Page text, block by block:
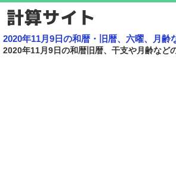
2020年11月9日の和暦・旧暦、六曜、月齢
2020年11月9日の和暦旧暦、干支や月齢など